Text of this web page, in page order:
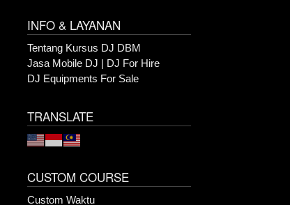
INFO & LAYANAN
Tentang Kursus DJ DBM
Jasa Mobile DJ | DJ For Hire
DJ Equipments For Sale
TRANSLATE
CUSTOM COURSE
Custom Waktu